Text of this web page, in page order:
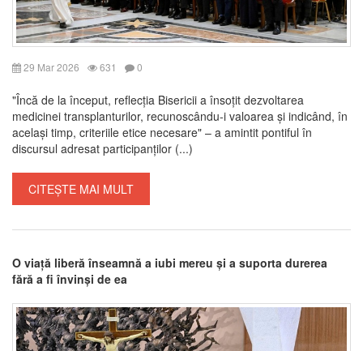
29 Mar 2026 631 0
"Încă de la început, reflecția Bisericii a însoțit dezvoltarea
medicinei transplanturilor, recunoscându-i valoarea și indicând, în
același timp, criteriile etice necesare" – a amintit pontiful în
discursul adresat participanților (...)
CITEȘTE MAI MULT
O viață liberă înseamnă a iubi mereu și a suporta durerea
fără a fi învinși de ea